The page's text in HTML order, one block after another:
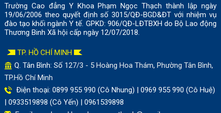
Trường Cao đẳng Y Khoa Phạm Ngọc Thạch thành lập ngày
19/06/2006 theo quyết định số 3015/QĐ-BGD&ĐT với nhiệm vụ
đào tạo khối ngành Y tế. GPKD: 906/QĐ-LĐTBXH do Bộ Lao động
Thương Binh Xã hội cấp ngày 12/07/2018.
TP. HỒ CHÍ MINH
Q. Tân Bình: Số 127/3 - 5 Hoàng Hoa Thám, Phường Tân Bình,
TP.Hồ Chí Minh
Điện thoại: 0899 955 990 (Cô Nhung) | 0969 955 990 (Cô Huệ)
| 0933519898 (Cô Yến) | 0961539898